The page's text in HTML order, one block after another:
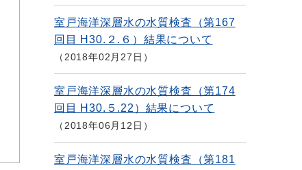
室戸海洋深層水の水質検査（第167
回目 H30.２.６）結果について
2018年02月27日
室戸海洋深層水の水質検査（第174
回目 H30.５.22）結果について
2018年06月12日
室戸海洋深層水の水質検査（第181